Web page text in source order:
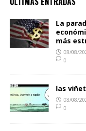
La
más
08/08/
0
las
08/08/
0